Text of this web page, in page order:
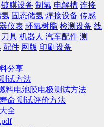
镀膜设备 制氢 电解槽 连接
固态储氢 焊接设备 传感
仪表 环氧树脂 检测设备 线
刀具 机器人 汽车配件 测
配件 网版 印刷设备
分享
试方法
料电池膜电极测试方法
命 测试评价方法
全